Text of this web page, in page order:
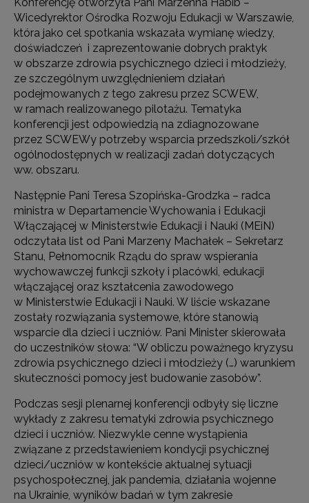
Konferencję otworzyła Pani Marzenna Habib –
Wicedyrektor Ośrodka Rozwoju Edukacji w Warszawie,
która jako cel spotkania wskazała wymianę wiedzy,
doświadczeń i zaprezentowanie dobrych praktyk
w obszarze zdrowia psychicznego dzieci i młodzieży,
ze szczególnym uwzględnieniem działań
podejmowanych z tego zakresu przez SCWEW,
w ramach realizowanego pilotażu. Tematyka
konferencji jest odpowiedzią na zdiagnozowane
przez SCWEWy potrzeby wsparcia przedszkoli/szkół
ogólnodostępnych w realizacji zadań dotyczących
ww. obszaru.
Następnie Pani Teresa Szopińska-Grodzka – radca
ministra w Departamencie Wychowania i Edukacji
Włączającej w Ministerstwie Edukacji i Nauki (MEiN)
odczytała list od Pani Marzeny Machałek – Sekretarz
Stanu, Pełnomocnik Rządu do spraw wspierania
wychowawczej funkcji szkoły i placówki, edukacji
włączającej oraz kształcenia zawodowego
w Ministerstwie Edukacji i Nauki. W liście wskazane
zostały rozwiązania systemowe, które stanowią
wsparcie dla dzieci i uczniów. Pani Minister skierowała
do uczestników słowa: “W obliczu poważnego kryzysu
zdrowia psychicznego dzieci i młodzieży (…) warunkiem
skuteczności pomocy jest budowanie zasobów”.
Podczas sesji plenarnej konferencji odbyły się liczne
wykłady z zakresu tematyki zdrowia psychicznego
dzieci i uczniów. Niezwykle cenne wystąpienia
związane z przedstawieniem kondycji psychicznej
dzieci/uczniów w kontekście aktualnej sytuacji
psychospołecznej, jak pandemia, działania wojenne
na Ukrainie, wyników badań w tym zakresie